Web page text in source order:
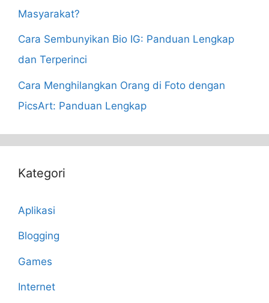
Masyarakat?
Cara Sembunyikan Bio IG: Panduan Lengkap
dan Terperinci
Cara Menghilangkan Orang di Foto dengan
PicsArt: Panduan Lengkap
Kategori
Aplikasi
Blogging
Games
Internet